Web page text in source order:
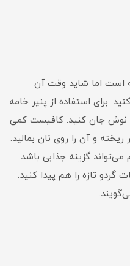
است اما شاید وقت آن
برای استفاده از پنیر خامه
نوش جان کنید. کافیست کمی
و آن را روی نان بمالید.
می‌تواند گزینه جذابی باشد.
گردو تازه را هم پیدا کنید.